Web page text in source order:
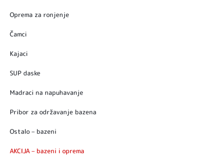
Oprema za ronjenje
Čamci
Kajaci
SUP daske
Madraci na napuhavanje
Pribor za održavanje bazena
Ostalo – bazeni
AKCIJA – bazeni i oprema